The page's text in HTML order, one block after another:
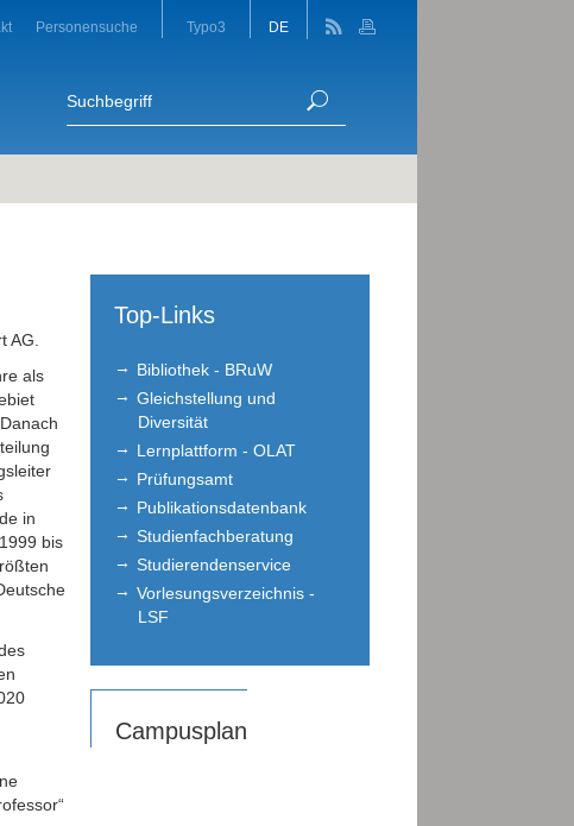
Personensuche Typo3 DE
AG.
als
in
bis
Top-Links
Bibliothek - BRuW
Gleichstellung und
Diversität
Lernplattform - OLAT
Prüfungsamt
Publikationsdatenbank
Studienfachberatung
Studierendenservice
Vorlesungsverzeichnis -
LSF
Campusplan